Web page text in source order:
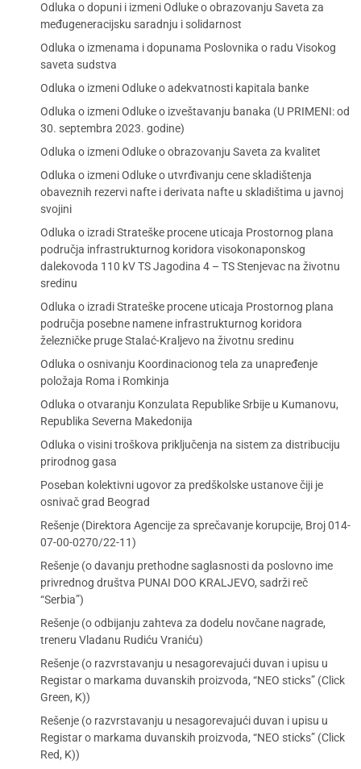
Odluka o dopuni i izmeni Odluke o obrazovanju Saveta za
međugeneracijsku saradnju i solidarnost
Odluka o izmenama i dopunama Poslovnika o radu Visokog
saveta sudstva
Odluka o izmeni Odluke o adekvatnosti kapitala banke
Odluka o izmeni Odluke o izveštavanju banaka (U PRIMENI: od
30. septembra 2023. godine)
Odluka o izmeni Odluke o obrazovanju Saveta za kvalitet
Odluka o izmeni Odluke o utvrđivanju cene skladištenja
obaveznih rezervi nafte i derivata nafte u skladištima u javnoj
svojini
Odluka o izradi Strateške procene uticaja Prostornog plana
područja infrastrukturnog koridora visokonaponskog
dalekovoda 110 kV TS Jagodina 4 – TS Stenjevac na životnu
sredinu
Odluka o izradi Strateške procene uticaja Prostornog plana
područja posebne namene infrastrukturnog koridora
železničke pruge Stalać-Kraljevo na životnu sredinu
Odluka o osnivanju Koordinacionog tela za unapređenje
položaja Roma i Romkinja
Odluka o otvaranju Konzulata Republike Srbije u Kumanovu,
Republika Severna Makedonija
Odluka o visini troškova priključenja na sistem za distribuciju
prirodnog gasa
Poseban kolektivni ugovor za predškolske ustanove čiji je
osnivač grad Beograd
Rešenje (Direktora Agencije za sprečavanje korupcije, Broj 014-
07-00-0270/22-11)
Rešenje (o davanju prethodne saglasnosti da poslovno ime
privrednog društva PUNAI DOO KRALJEVO, sadrži reč
“Serbia”)
Rešenje (o odbijanju zahteva za dodelu novčane nagrade,
treneru Vladanu Rudiću Vraniću)
Rešenje (o razvrstavanju u nesagorevajući duvan i upisu u
Registar o markama duvanskih proizvoda, “NEO sticks” (Click
Green, K))
Rešenje (o razvrstavanju u nesagorevajući duvan i upisu u
Registar o markama duvanskih proizvoda, “NEO sticks” (Click
Red, K))